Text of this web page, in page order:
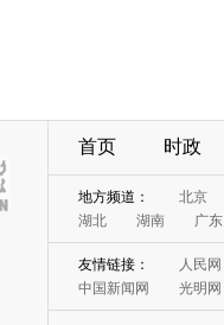
首页 时政
地方频道： 北京
湖北
湖南 广东
友情链接： 人民网
中国新闻网
光明网